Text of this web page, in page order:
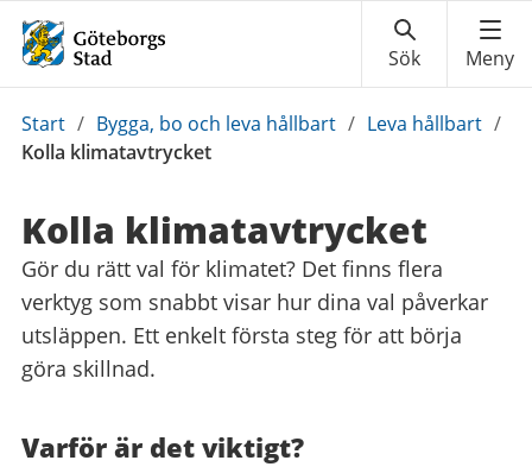
Du
är
Start / Bygga, bo och leva hållbart / Leva hållbart /
Kolla klimatavtrycket
Kolla klimatavtrycket
Gör du rätt val för klimatet? Det finns flera
verktyg som snabbt visar hur dina val påverkar
utsläppen. Ett enkelt första steg för att börja
göra skillnad.
Varför är det viktigt?